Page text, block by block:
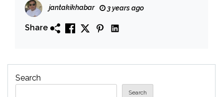
jantakikhabar 3 years ago
Share
Search
Search